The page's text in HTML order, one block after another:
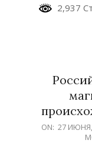
2,937
2020-
ON: 27 ИЮНЯ,